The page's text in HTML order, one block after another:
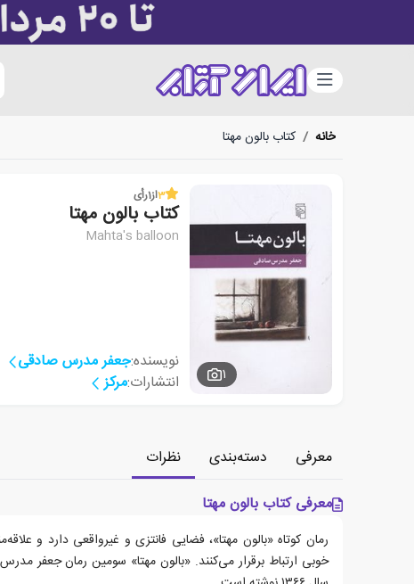
دسته‌بندی
خانه / کتاب بالون مهتا
1
3از1رأی
کتاب بالون مهتا
Mahta's balloon
نویسنده:جعفر مدرس صادقی
انتشارات:مرکز
معرفی دسته‌بندی
نظرات
معرفی کتاب بالون مهتا
رمان کوتاه «بالون مهتا»، فضایی فانتزی و غیرواقعی دارد و
خوبی ارتباط برقرار می‌کنند. «بالون مهتا» سومین رمان جعفر